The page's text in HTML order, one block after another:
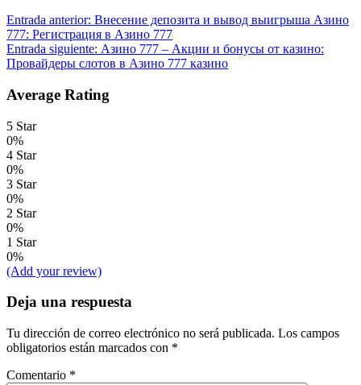
Entrada anterior: Внесение депозита и вывод выигрыша Азино
777: Регистрация в Азино 777
Entrada siguiente: Азино 777 – Акции и бонусы от казино:
Провайдеры слотов в Азино 777 казино
Average Rating
5 Star
0%
4 Star
0%
3 Star
0%
2 Star
0%
1 Star
0%
(Add your review)
Deja una respuesta
Tu dirección de correo electrónico no será publicada. Los campos
obligatorios están marcados con *
Comentario *